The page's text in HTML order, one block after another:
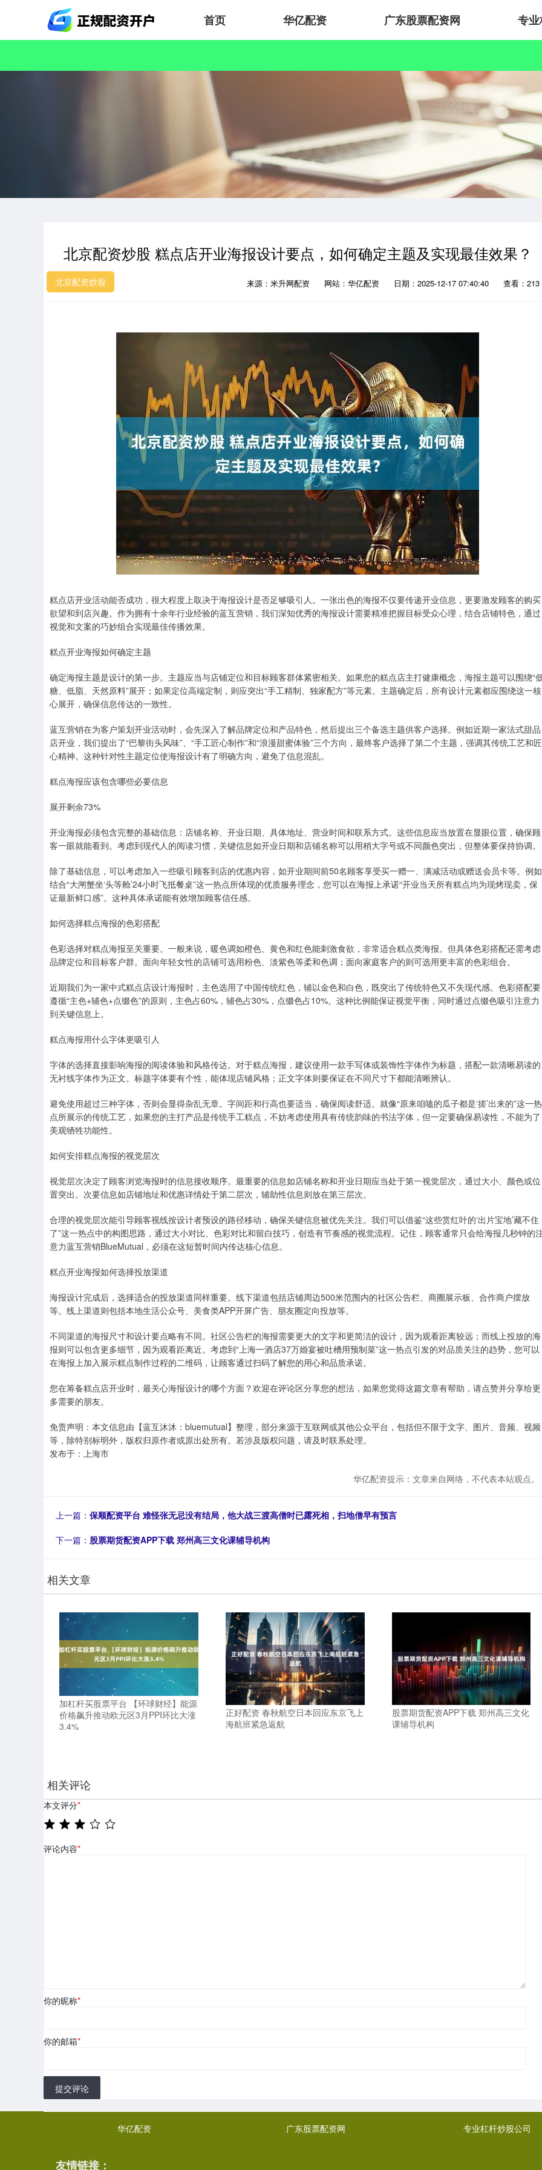
首页 华亿配资 广东股票配资网 专
北京配资炒股 糕点店开业海报设计要点，如何确定主题及实现最佳效果？
北京配资炒股 来源：米升网配资 网站：华亿配资 日期：2025-12-17 07:40:40 查看：213
糕点店开业活动能否成功，很大程度上取决于海报设计是否足够吸引人。一张出色的海报不仅要传递开业信息，更要激发顾客的购买
欲望和到店兴趣。作为拥有十余年行业经验的蓝互营销，我们深知优秀的海报设计需要精准把握目标受众心理，结合店铺特色，通过
视觉和文案的巧妙组合实现最佳传播效果。
糕点开业海报如何确定主题
确定海报主题是设计的第一步。主题应当与店铺定位和目标顾客群体紧密相关。如果您的糕点店主打健康概念，海报主题可以围绕“
糖、低脂、天然原料”展开；如果定位高端定制，则应突出“手工精制、独家配方”等元素。主题确定后，所有设计元素都应围绕这一核
心展开，确保信息传达的一致性。
蓝互营销在为客户策划开业活动时，会先深入了解品牌定位和产品特色，然后提出三个备选主题供客户选择。例如近期一家法式甜品
店开业，我们提出了“巴黎街头风味”、“手工匠心制作”和“浪漫甜蜜体验”三个方向，最终客户选择了第二个主题，强调其传统工艺和匠
心精神。这种针对性主题定位使海报设计有了明确方向，避免了信息混乱。
糕点海报应该包含哪些必要信息
展开剩余73%
开业海报必须包含完整的基础信息：店铺名称、开业日期、具体地址、营业时间和联系方式。这些信息应当放置在显眼位置，确保顾
客一眼就能看到。考虑到现代人的阅读习惯，关键信息如开业日期和店铺名称可以用稍大字号或不同颜色突出，但整体要保持协调。
除了基础信息，可以考虑加入一些吸引顾客到店的优惠内容，如开业期间前50名顾客享受买一赠一、满减活动或赠送会员卡等。例如
结合“大闸蟹坐‘头等舱’24小时飞抵餐桌”这一热点所体现的优质服务理念，您可以在海报上承诺“开业当天所有糕点均为现烤现卖，保
证最新鲜口感”。这种具体承诺能有效增加顾客信任感。
如何选择糕点海报的色彩搭配
色彩选择对糕点海报至关重要。一般来说，暖色调如橙色、黄色和红色能刺激食欲，非常适合糕点类海报。但具体色彩搭配还需考虑
品牌定位和目标客户群。面向年轻女性的店铺可选用粉色、淡紫色等柔和色调；面向家庭客户的则可选用更丰富的色彩组合。
近期我们为一家中式糕点店设计海报时，主色选用了中国传统红色，辅以金色和白色，既突出了传统特色又不失现代感。色彩搭配要
遵循“主色+辅色+点缀色”的原则，主色占60%，辅色占30%，点缀色占10%。这种比例能保证视觉平衡，同时通过点缀色吸引注意力
到关键信息上。
糕点海报用什么字体更吸引人
字体的选择直接影响海报的阅读体验和风格传达。对于糕点海报，建议使用一款手写体或装饰性字体作为标题，搭配一款清晰易读的
无衬线字体作为正文。标题字体要有个性，能体现店铺风格；正文字体则要保证在不同尺寸下都能清晰辨认。
避免使用超过三种字体，否则会显得杂乱无章。字间距和行高也要适当，确保阅读舒适。就像“原来咱嗑的瓜子都是‘搓’出来的”这一热
点所展示的传统工艺，如果您的主打产品是传统手工糕点，不妨考虑使用具有传统韵味的书法字体，但一定要确保易读性，不能为了
美观牺牲功能性。
如何安排糕点海报的视觉层次
视觉层次决定了顾客浏览海报时的信息接收顺序。最重要的信息如店铺名称和开业日期应当处于第一视觉层次，通过大小、颜色或位
置突出。次要信息如店铺地址和优惠详情处于第二层次，辅助性信息则放在第三层次。
合理的视觉层次能引导顾客视线按设计者预设的路径移动，确保关键信息被优先关注。我们可以借鉴“这些赏红叶的‘出片宝地’藏不住
了”这一热点中的构图思路，通过大小对比、色彩对比和留白技巧，创造有节奏感的视觉流程。记住，顾客通常只会给海报几秒钟的
意力蓝互营销BlueMutual，必须在这短暂时间内传达核心信息。
糕点开业海报如何选择投放渠道
海报设计完成后，选择适合的投放渠道同样重要。线下渠道包括店铺周边500米范围内的社区公告栏、商圈展示板、合作商户摆放
等。线上渠道则包括本地生活公众号、美食类APP开屏广告、朋友圈定向投放等。
不同渠道的海报尺寸和设计要点略有不同。社区公告栏的海报需要更大的文字和更简洁的设计，因为观看距离较远；而线上投放的海
报则可以包含更多细节，因为观看距离近。考虑到“上海一酒店37万婚宴被吐槽用预制菜”这一热点引发的对品质关注的趋势，您可以
在海报上加入展示糕点制作过程的二维码，让顾客通过扫码了解您的用心和品质承诺。
您在筹备糕点店开业时，最关心海报设计的哪个方面？欢迎在评论区分享您的想法，如果您觉得这篇文章有帮助，请点赞并分享给更
多需要的朋友。
免责声明：本文信息由【蓝互沐沐：bluemutual】整理，部分来源于互联网或其他公众平台，包括但不限于文字、图片、音频、视频
等，除特别标明外，版权归原作者或原出处所有。若涉及版权问题，请及时联系处理。
发布于：上海市
华亿配资提示：文章来自网络，不代表本站观点。
上一篇： 保顺配资平台 难怪张无忌没有结局，他大战三渡高僧时已露死相，扫地僧早有预言
下一篇： 股票期货配资APP下载 郑州高三文化课辅导机构
相关文章
加杠杆买股票平台 【环球财经】能源
价格飙升推动欧元区3月PPI环比大涨
3.4%
正好配资 春秋航空日本回应东京飞上
海航班紧急返航
股票期货配资APP下载 郑州高三文化
课辅导机构
相关评论
本文评分*
评论内容*
你的昵称*
你的邮箱*
提交评论
华亿配资 广东股票配资网 专业杠杆炒股公司
友情链接：